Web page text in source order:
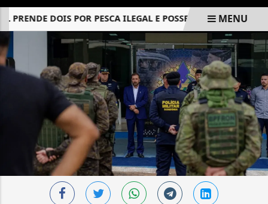
DOIS POR PESCA ILEGAL E POSSE DE ARMAS EM
EM ALTA
MENU